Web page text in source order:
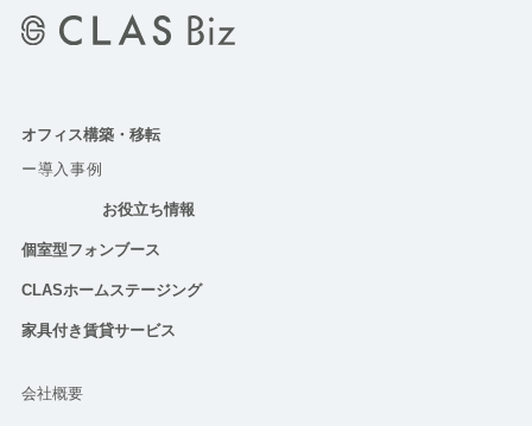
オフィス構築・移転
ー導入事例
お役立ち情報
個室型フォンブース
CLASホームステージング
家具付き賃貸サービス
会社概要